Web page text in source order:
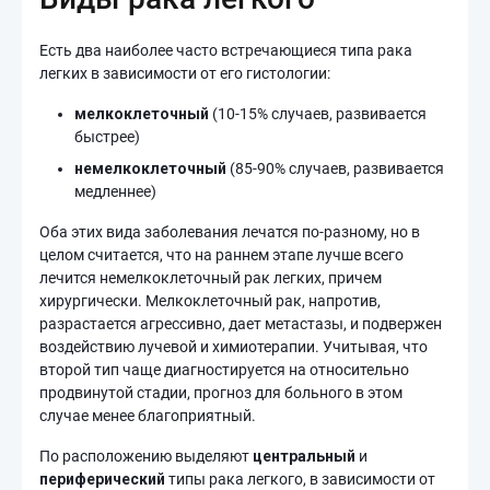
Есть два наиболее часто встречающиеся типа рака
легких в зависимости от его гистологии:
мелкоклеточный (10-15% случаев, развивается
быстрее)
немелкоклеточный (85-90% случаев, развивается
медленнее)
Оба этих вида заболевания лечатся по-разному, но в
целом считается, что на раннем этапе лучше всего
лечится немелкоклеточный рак легких, причем
хирургически. Мелкоклеточный рак, напротив,
разрастается агрессивно, дает метастазы, и подвержен
воздействию лучевой и химиотерапии. Учитывая, что
второй тип чаще диагностируется на относительно
продвинутой стадии, прогноз для больного в этом
случае менее благоприятный.
По расположению выделяют центральный и
периферический типы рака легкого, в зависимости от